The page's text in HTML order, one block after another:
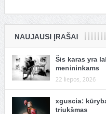
NAUJAUSI ĮRAŠAI
Šis karas yra
menininkams
22 liepos, 2026
xguscia:
triukšmas